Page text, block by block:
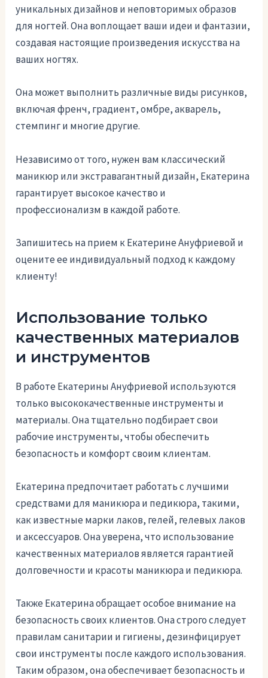
уникальных дизайнов и неповторимых образов
для ногтей. Она воплощает ваши идеи и фантазии,
создавая настоящие произведения искусства на
ваших ногтях.
Она может выполнить различные виды рисунков,
включая френч, градиент, омбре, акварель,
стемпинг и многие другие.
Независимо от того, нужен вам классический
маникюр или экстравагантный дизайн, Екатерина
гарантирует высокое качество и
профессионализм в каждой работе.
Запишитесь на прием к Екатерине Ануфриевой и
оцените ее индивидуальный подход к каждому
клиенту!
Использование только
качественных материалов
и инструментов
В работе Екатерины Ануфриевой используются
только высококачественные инструменты и
материалы. Она тщательно подбирает свои
рабочие инструменты, чтобы обеспечить
безопасность и комфорт своим клиентам.
Екатерина предпочитает работать с лучшими
средствами для маникюра и педикюра, такими,
как известные марки лаков, гелей, гелевых лаков
и аксессуаров. Она уверена, что использование
качественных материалов является гарантией
долговечности и красоты маникюра и педикюра.
Также Екатерина обращает особое внимание на
безопасность своих клиентов. Она строго следует
правилам санитарии и гигиены, дезинфицирует
свои инструменты после каждого использования.
Таким образом, она обеспечивает безопасность и